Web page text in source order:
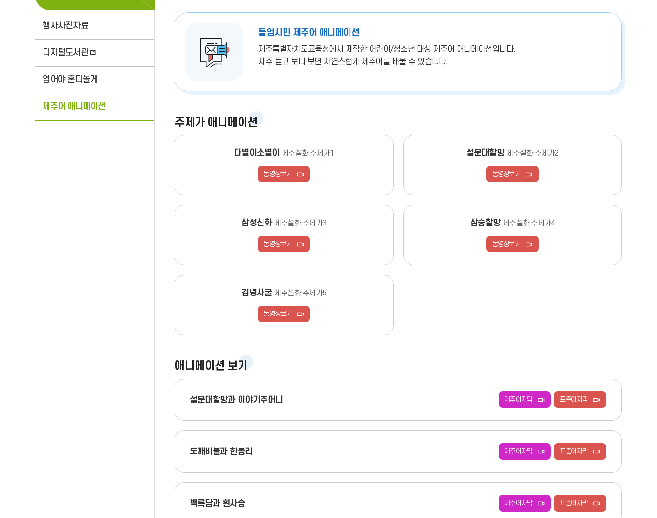
행사사진자료
디지털도서관
영어야 혼디놀게
제주어 애니메이션
유
들엄시민 제주어 애니메이션
제주특별자치도교육청에서 제작한 어린이/청소년 대상 제주어 애니메이션입니다.
자주 듣고 보다 보면 자연스럽게 제주어를 배울 수 있습니다.
주제가 애니메이션
대별이소별이 제주설화 주제가1
동영상보기
설문대할망 제주설화 주제가2
동영상보기
삼성신화 제주설화 주제가3
동영상보기
삼승할망 제주설화 주제가4
동영상보기
김녕사굴 제주설화 주제가5
동영상보기
애니메이션 보기
설문대할망과 이야기주머니 제주어자막 표준어자막
도깨비불과 한동리 제주어자막 표준어자막
백록담과 흰사슴 제주어자막 표준어자막